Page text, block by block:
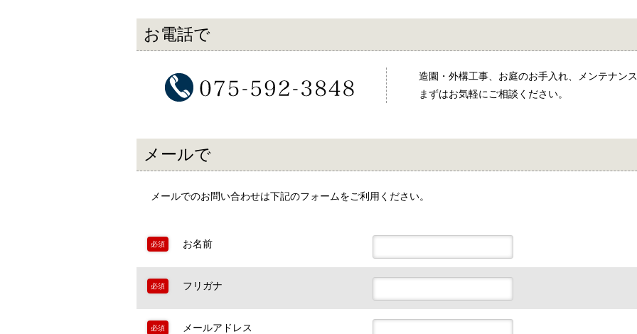
お電話で
造園・外構工事、お庭のお手入れ、メンテナン
まずはお気軽にご相談ください。
メールで
メールでのお問い合わせは下記のフォームをご利用ください。
必須 お名前
必須 フリガナ
必須 メールアドレス